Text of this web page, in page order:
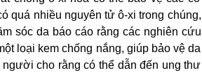
quá nhiều nguyên tử ô-xi trong chúng,
sóc da báo cáo rằng các nghiên cứu
loại kem chống nắng, giúp bảo vệ da
cho rằng có thể dẫn đến ung thư